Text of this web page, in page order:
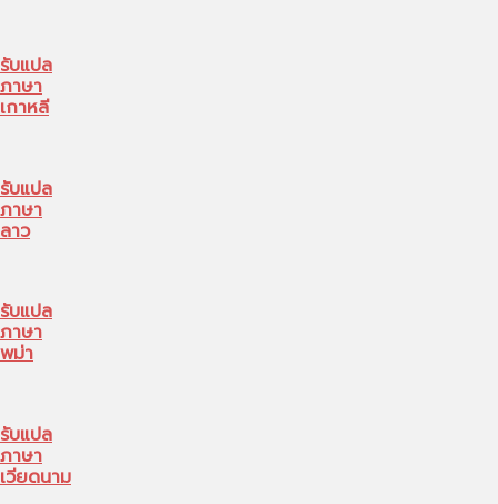
รับแปล
ภาษา
เกาหลี
รับแปล
ภาษา
ลาว
รับแปล
ภาษา
พม่า
รับแปล
ภาษา
เวียดนาม